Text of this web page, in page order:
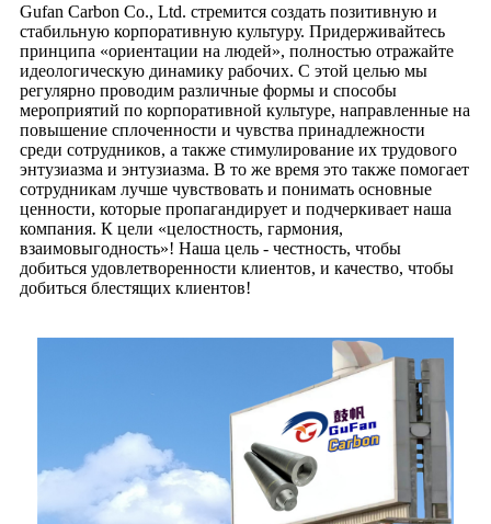
Gufan Carbon Co., Ltd. стремится создать позитивную и
стабильную корпоративную культуру. Придерживайтесь
принципа «ориентации на людей», полностью отражайте
идеологическую динамику рабочих. С этой целью мы
регулярно проводим различные формы и способы
мероприятий по корпоративной культуре, направленные на
повышение сплоченности и чувства принадлежности
среди сотрудников, а также стимулирование их трудового
энтузиазма и энтузиазма. В то же время это также помогает
сотрудникам лучше чувствовать и понимать основные
ценности, которые пропагандирует и подчеркивает наша
компания. К цели «целостность, гармония,
взаимовыгодность»! Наша цель - честность, чтобы
добиться удовлетворенности клиентов, и качество, чтобы
добиться блестящих клиентов!